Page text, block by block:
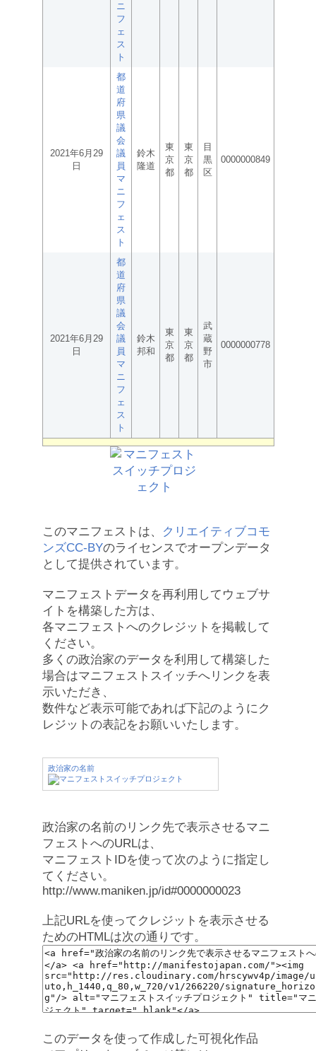
ニ
フ
ェ
ス
ト
2021年6月29
日
都
道
府
県
議
会
議
員
マ
ニ
フ
ェ
ス
ト
鈴木
隆道
東
京
都
東
京
都
目
黒
区
0000000849
2021年6月29
日
都
道
府
県
議
会
議
員
マ
ニ
フ
ェ
ス
ト
鈴木
邦和
東
京
都
東
京
都
武
蔵
野
市
0000000778
このマニフェストは、
クリエイティブコモ
ンズCC-BYのライセンスでオープンデータ
として提供されています。
マニフェストデータを再利用してウェブサ
イトを構築した方は、
各マニフェストへのクレジットを掲載して
ください。
多くの政治家のデータを利用して構築した
場合はマニフェストスイッチへリンクを表
示いただき、
数件など表示可能であれば下記のようにク
レジットの表記をお願いいたします。
政治家の名前
政治家の名前のリンク先で表示させるマニ
フェストへのURLは、
マニフェストIDを使って次のように指定し
てください。
http://www.maniken.jp/id#0000000023
上記URLを使ってクレジットを表示させる
ためのHTMLは次の通りです。
このデータを使って作成した可視化作品